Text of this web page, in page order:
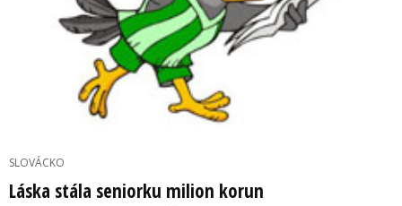
SLOVÁCKO
Láska stála seniorku milion korun